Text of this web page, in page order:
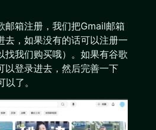
邮箱注册，我们把Gmail邮箱
去，如果没有的话可以注册一
找我们购买哦）。如果有谷歌
以登录进去，然后完善一下
了。